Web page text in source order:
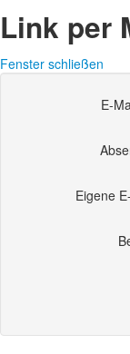
Link per
Fenster schließen
E-
Eigene